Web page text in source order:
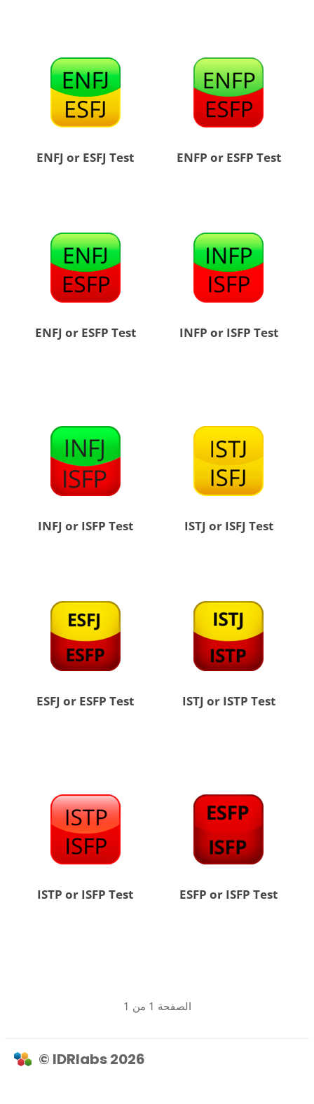
ENFJ or ESFJ Test ENFP or ESFP Test
ENFJ or ESFP Test INFP or ISFP Test
INFJ or ISFP Test ISTJ or ISFJ Test
ESFJ or ESFP Test ISTJ or ISTP Test
ISTP or ISFP Test ESFP or ISFP Test
الصفحة 1 من 1
© IDRlabs 2026